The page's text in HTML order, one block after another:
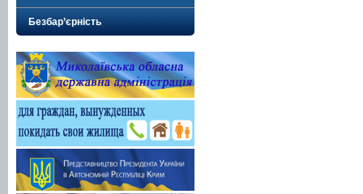
Безбар’єрність